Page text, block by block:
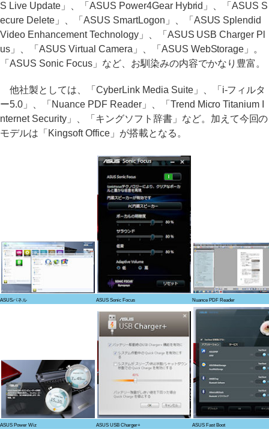
S Live Update」、「ASUS Power4Gear Hybrid」、「ASUS S
ecure Delete」、「ASUS SmartLogon」、「ASUS Splendid
Video Enhancement Technology」、「ASUS USB Charger Pl
us」、「ASUS Virtual Camera」、「ASUS WebStorage」。
「ASUS Sonic Focus」など、お馴染みの内容でかなり豊富。
他社製としては、「CyberLink Media Suite」、「i-フィルタ
ー5.0」、「Nuance PDF Reader」、「Trend Micro Titanium I
nternet Security」、「キングソフト辞書」など。加えて今回の
モデルは「Kingsoft Office」が搭載となる。
ASUSパネル ASUS Sonic Focus Nuance PDF Reader
ASUS Power Wiz ASUS USB Charger+ ASUS Fast Boot